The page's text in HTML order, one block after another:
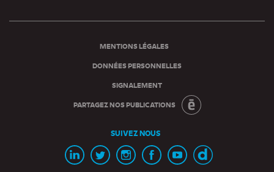
de
MENTIONS LÉGALES
DONNÉES PERSONNELLES
SIGNALEMENT
PARTAGEZ NOS PUBLICATIONS
SUIVEZ NOUS
Page
Linkedin
Page
Twitter
Page
Instagram
Page
Facebook
Chaine
Youtube
Chaine
Dailymotion